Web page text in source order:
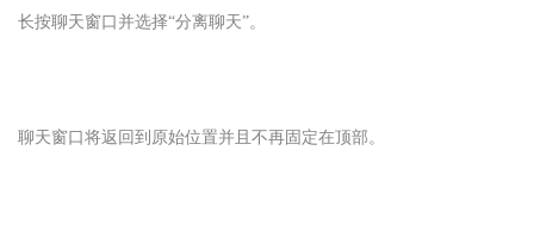
长按聊天窗口并选择“分离聊天”。
聊天窗口将返回到原始位置并且不再固定在顶部。